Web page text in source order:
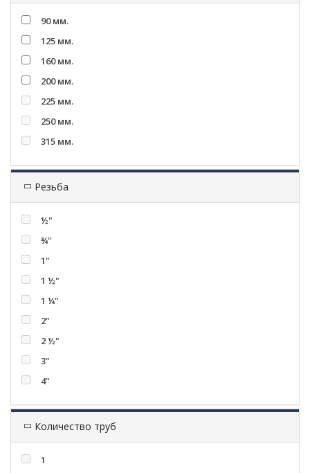
90 мм.
125 мм.
160 мм.
200 мм.
225 мм.
250 мм.
315 мм.
Резьба
½"
¾"
1"
1 ½"
1 ¼"
2"
2 ½"
3"
4"
Количество труб
1